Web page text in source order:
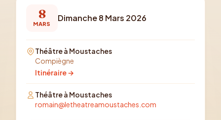
8
MARS
Dimanche 8 Mars 2026
Théâtre à Moustaches
Compiègne
Itinéraire →
Théâtre à Moustaches
romain@letheatreamoustaches.com